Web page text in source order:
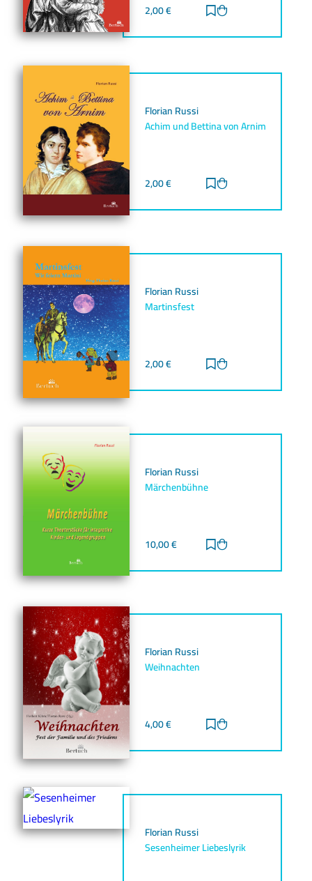
2,00€ Zur Merkliste
Florian Russi
Achim und Bettina von Arnim
2,00€ Zur Merkliste
Florian Russi
Martinsfest
2,00€ Zur Merkliste
Florian Russi
Märchenbühne
10,00€ Zur Merkliste
Florian Russi
Weihnachten
4,00€ Zur Merkliste
Florian Russi
Sesenheimer Liebeslyrik